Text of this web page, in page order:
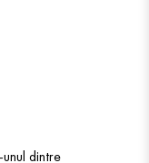
dintre